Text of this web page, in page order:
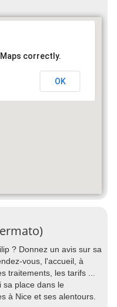
correctly.
OK
? Donnez un avis sur sa
vous, l'accueil, à
traitements, les tarifs ...
sa place dans le
à Nice et ses alentours.